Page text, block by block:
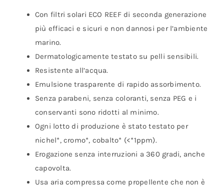
Con filtri solari ECO REEF di seconda generazione
più efficaci e sicuri e non dannosi per l’ambiente
marino.
Dermatologicamente testato su pelli sensibili.
Resistente all’acqua.
Emulsione trasparente di rapido assorbimento.
Senza parabeni, senza coloranti, senza PEG e i
conservanti sono ridotti al minimo.
Ogni lotto di produzione è stato testato per
nichel*, cromo*, cobalto* (<*1ppm).
Erogazione senza interruzioni a 360 gradi, anche
capovolta.
Usa aria compressa come propellente che non è